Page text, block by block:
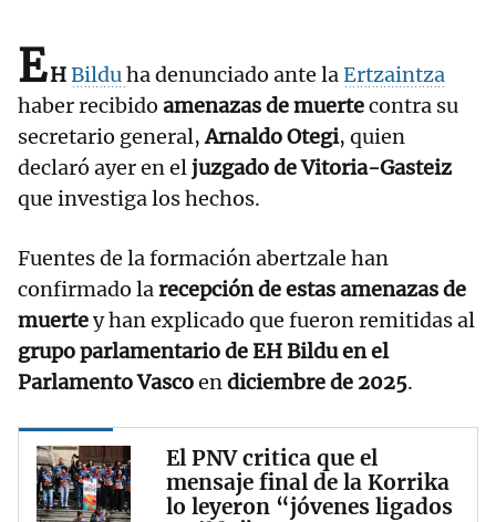
EHBilduha denunciado ante laErtzaintza
haber recibido amenazas de muertecontra su
secretario general,Arnaldo Otegi, quien
declaró ayer en eljuzgado de Vitoria-Gasteiz
que investiga los hechos.
Fuentes de la formación abertzale han
confirmado larecepción de estas amenazas de
muertey han explicado que fueron remitidas al
grupo parlamentario de EH Bildu en el
Parlamento Vascoendiciembre de 2025.
El PNV critica que el
mensaje final de la Korrika
lo leyeron “jóvenes ligados